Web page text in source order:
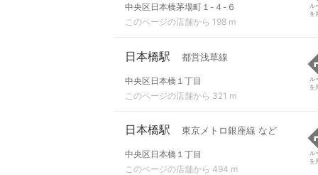
中央区日本橋茅場町１-４-６
このページの店舗から 198 m
ル
を
日本橋駅 都営浅草線
中央区日本橋１丁目
このページの店舗から 321 m
ル
を
日本橋駅 東京メトロ銀座線 など
中央区日本橋１丁目
このページの店舗から 494 m
ル
を